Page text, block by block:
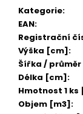
Kategorie:
EAN:
Registrační
Výška [cm]:
Šířka /
Délka [cm]:
Hmotnost 1
Objem [m3]:
e
m
e
ETIKETY
SAMOLEPICÍ
70X37
MM